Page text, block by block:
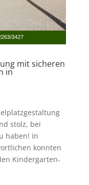
mit sicheren
in
stolz, bei
haben! In
konnten
Kindergarten-